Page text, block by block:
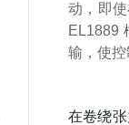
动，即
EL1889
输，使
在卷绕